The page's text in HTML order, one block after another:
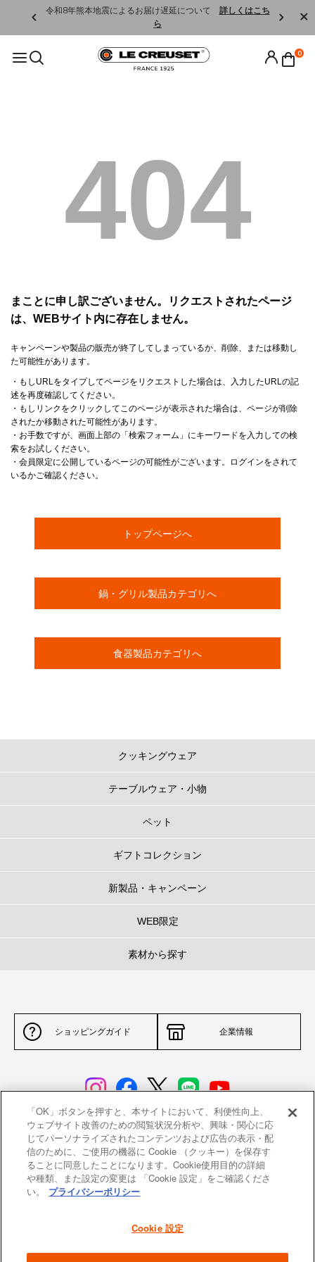
令和8年熊本地震によるお届け遅延について 詳しくはこち
ら
0
404
まことに申し訳ございません。リクエストされたページ
は、WEBサイト内に存在しません。
キャンペーンや製品の販売が終了してしまっているか、削除、または移動し
た可能性があります。
・もしURLをタイプしてページをリクエストした場合は、入力したURLの記
述を再度確認してください。
・もしリンクをクリックしてこのページが表示された場合は、ページが削除
されたか移動された可能性があります。
・お手数ですが、画面上部の「検索フォーム」にキーワードを入力しての検
索をお試しください。
・会員限定に公開しているページの可能性がございます。ログインをされて
いるかご確認ください。
トップページへ
鍋・グリル製品カテゴリへ
食器製品カテゴリへ
クッキングウェア
テーブルウェア・小物
ペット
ギフトコレクション
新製品・キャンペーン
WEB限定
素材から探す
ショッピングガイド 企業情報
サイトポリシー 特定商取引法に基づく表示
並行輸入品について 個人情報保護方針
返品について
よくあるご質問 お問い合わせ
「OK」ボタンを押すと、本サイトにおいて、利便性向上、
ウェブサイト改善のための閲覧状況分析や、興味・関心に応
じてパーソナライズされたコンテンツおよび広告の表示・配
信のために、ご使用の機器に Cookie （クッキー）を保存す
ることに同意したことになります。Cookie使用目的の詳細
や種類、また設定の変更は 「Cookie 設定」をご確認くださ
い。
プライバシーポリシー
Cookie 設定